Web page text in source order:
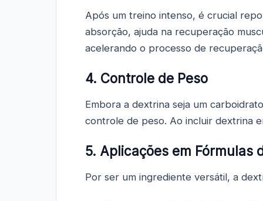
Após um treino intenso, é crucial
absorção, ajuda na recuperação
acelerando o processo de
4. Controle de Peso
Embora a dextrina seja um
controle de peso. Ao incluir dextrina
5. Aplicações em Fórmulas
Por ser um ingrediente versátil, a